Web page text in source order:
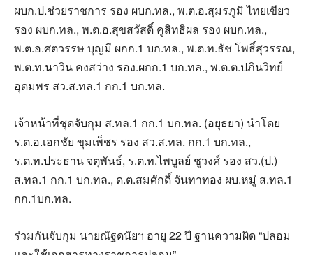
ผบก.ป.ช่วยราชการ รอง ผบก.ทล., พ.ต.อ.สุมรภูมิ ไทยเขียว
รอง ผบก.ทล., พ.ต.อ.สุขสวัสดิ์ คูสิทธิผล รอง ผบก.ทล.,
พ.ต.อ.ศตวรรษ บุญมี ผกก.1 บก.ทล., พ.ต.ท.ธัช โพธิ์สุวรรณ,
พ.ต.ท.นาวิน คงสว่าง รอง.ผกก.1 บก.ทล., พ.ต.ต.ปภินวิทย์
อุดมพร สว.ส.ทล.1 กก.1 บก.ทล.
เจ้าหน้าที่ชุดจับกุม ส.ทล.1 กก.1 บก.ทล. (อยุธยา) นำโดย
ร.ต.อ.เอกชัย ขุมเพ็ชร รอง สว.ส.ทล. กก.1 บก.ทล.,
ร.ต.ท.ประธาน จตุพันธ์, ร.ต.ท.ไพบูลย์ ชูวงศ์ รอง สว.(ป.)
ส.ทล.1 กก.1 บก.ทล., ด.ต.สมศักดิ์ จันทาทอง ผบ.หมู่ ส.ทล.1
กก.1บก.ทล.
ร่วมกันจับกุม นายณัฐดนัยฯ อายุ 22 ปี ฐานความผิด “ปลอม